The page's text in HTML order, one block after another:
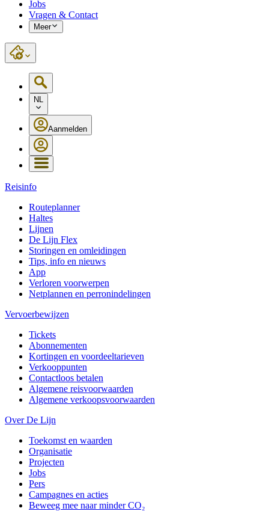
Jobs
Vragen & Contact
Meer
NL
Aanmelden
Reisinfo
Routeplanner
Haltes
Lijnen
De Lijn Flex
Storingen en omleidingen
Tips, info en nieuws
App
Verloren voorwerpen
Netplannen en perronindelingen
Vervoerbewijzen
Tickets
Abonnementen
Kortingen en voordeeltarieven
Verkooppunten
Contactloos betalen
Algemene reisvoorwaarden
Algemene verkoopsvoorwaarden
Over De Lijn
Toekomst en waarden
Organisatie
Projecten
Jobs
Pers
Campagnes en acties
Beweeg mee naar minder CO₂